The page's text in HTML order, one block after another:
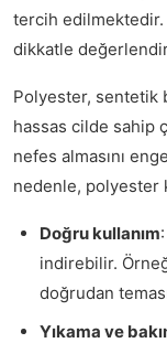
tercih edilmektedir.
dikkatle
Polyester, sentetik
hassas cilde sahip
nefes almasını
nedenle, polyester
Doğru kullanım
indirebilir.
doğrudan
Yıkama ve